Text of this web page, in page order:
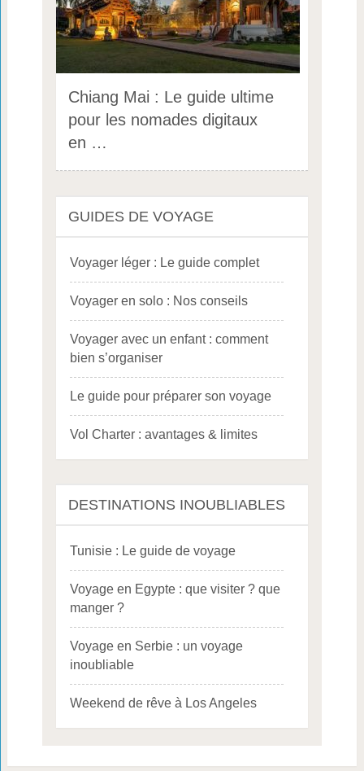
Chiang Mai : Le guide ultime
pour les nomades digitaux
en …
GUIDES DE VOYAGE
Voyager léger : Le guide complet
Voyager en solo : Nos conseils
Voyager avec un enfant : comment
bien s’organiser
Le guide pour préparer son voyage
Vol Charter : avantages & limites
DESTINATIONS INOUBLIABLES
Tunisie : Le guide de voyage
Voyage en Egypte : que visiter ? que
manger ?
Voyage en Serbie : un voyage
inoubliable
Weekend de rêve à Los Angeles